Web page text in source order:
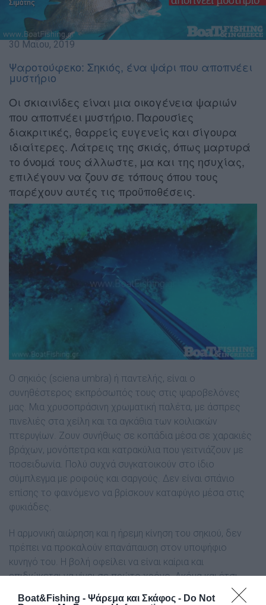
Boat&Fishing - Ψάρεμα και Σκάφος - Do Not
30 Μαΐου, 2019
Ψαροτούφεκο: Σηκιός, ένα ψάρι που αποπνέει
μυστήριο
Οι σκιαινίδες είναι µια οικογένεια ψαριών
που αποπνέει µυστήριο. Παρουσίες
διακριτικές, θαρρείς ευγενείς και σίγουρα
ιδιαίτερες. Λάτρεις της σκιάς, όπως µαρτυρά
το όνοµά τους άλλωστε, µα και της ησυχίας,
επιλέγουν να ζουν σε τόπους όπου τους
παρέχουν αυτές τις προϋποθέσεις.
Ο σηκιός (sciena umbra) ή παντελής, είναι ο
συνηθέστερος εκπρόσωπός τους στις ψαροβελόνες
µας. Μια χρυσοπράσινη χρωµατική παλέτα, µε άσπρες
πινελιές στα χείλη και τα αγκάθια των κοιλιακών
πτερυγίων. Ζουν συνήθως σε κοπάδια µέσα σε χαρακιές
βράχων, µονόπετρα και κατρακύλια που γειτνιάζουν µε
ποσειδωνία. Πολύ συχνά συγκατοικούν στο ίδιο
σύµπλεγµα µε ροφούς και σαργούς. ∆εν είναι σπάνιο
επίσης το φαινόµενο να βρίσκουν καταφύγιο µέσα στις
φυκιάδες.
Η αρµονική αιώρηση και η ήρεµη κίνηση του σηκιού, δεν
πρέπει να προκαλούν επανάπαυση στον υποψήφιο
κυνηγό του. Η βολή οφείλει να είναι καίρια και
επιδιώκεται να γίνει σε πρώτο χρόνο. Ακόµα και έτσι
όµως, η απίστευτα γρήγορη αντίδραση αυτού του ψαριού